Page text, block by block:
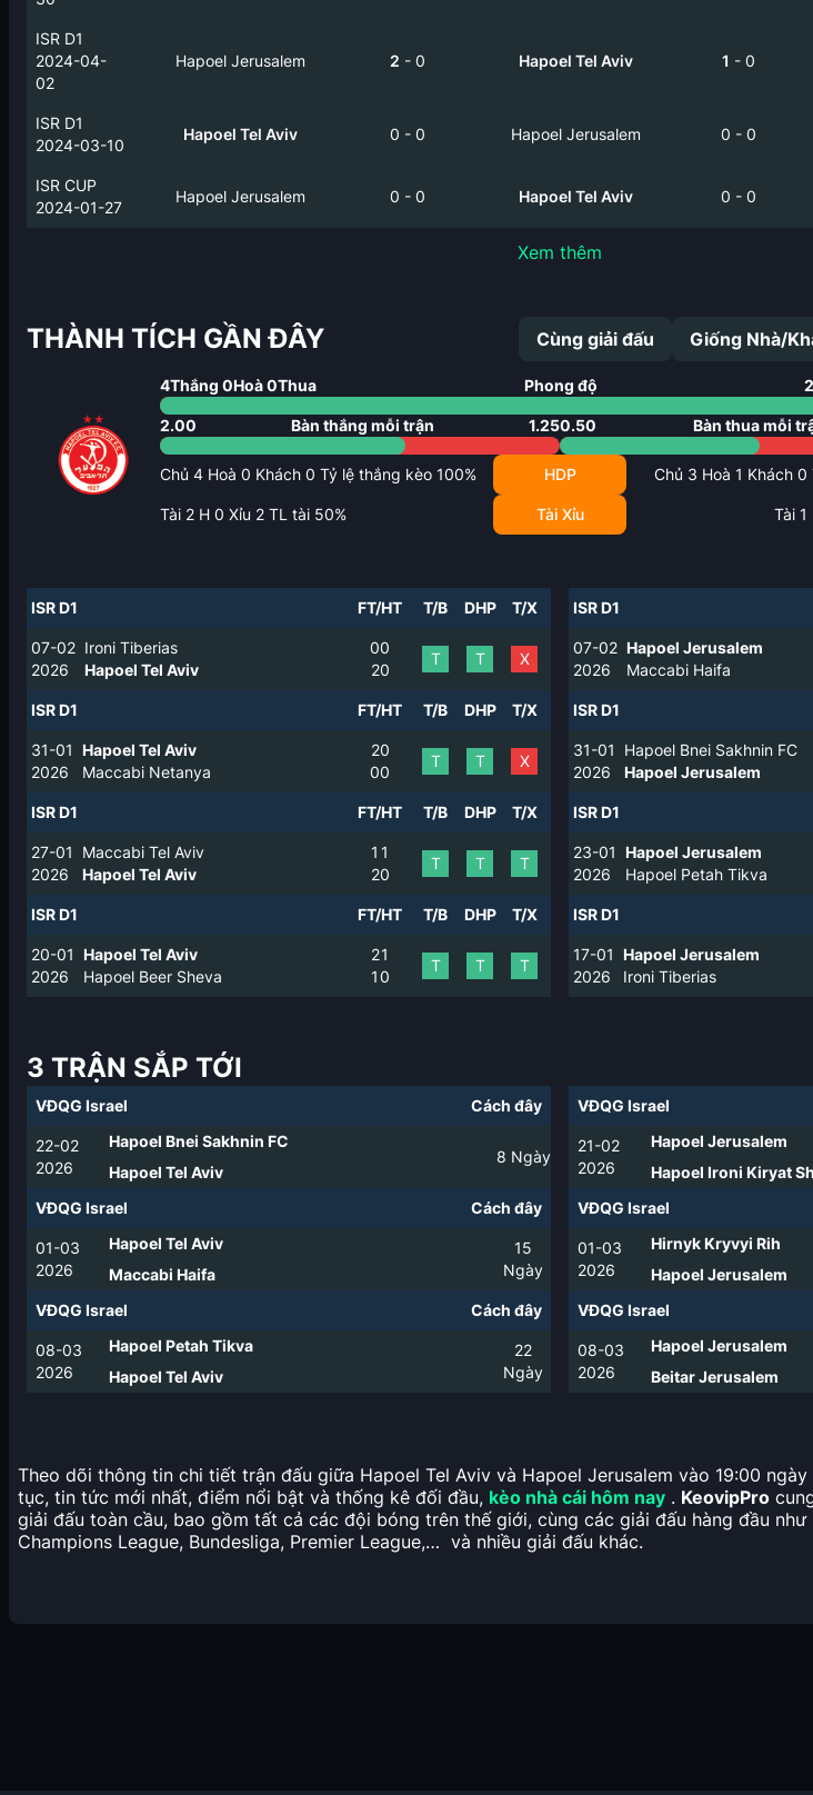
ISR D1
2024-04-
02
Hapoel Jerusalem 2 - 0 Hapoel Tel Aviv 1 - 0
ISR D1
2024-03-10
Hapoel Tel Aviv 0 - 0 Hapoel Jerusalem 0 - 0
ISR CUP
2024-01-27
Hapoel Jerusalem 0 - 0 Hapoel Tel Aviv 0 - 0
Xem thêm
THÀNH TÍCH GẦN ĐÂY Cùng giải đấu Giống Nhà/
4Thắng 0Hoà0Thua Phong độ 2
2.00 Bàn thắng mỗi trận 1.250.50 Bàn thua mỗi
Chủ 4 Hoà 0 Khách 0 Tỷ lệ thắng kèo 100% HDP Chủ 3 Hoà 1 Khách 0
Tài 2 H 0 Xỉu 2 TL tài 50% Tài Xỉu Tài 1
ISR D1 FT/HT T/B DHP T/X
07-02
2026
Ironi Tiberias
Hapoel Tel Aviv
0
2
0
0
T T X
ISR D1 FT/HT T/B DHP T/X
31-01
2026
Hapoel Tel Aviv
Maccabi Netanya
2
0
0
0
T T X
ISR D1 FT/HT T/B DHP T/X
27-01
2026
Maccabi Tel Aviv
Hapoel Tel Aviv
1
2
1
0
T T T
ISR D1 FT/HT T/B DHP T/X
20-01
2026
Hapoel Tel Aviv
Hapoel Beer Sheva
2
1
1
0
T T T
ISR D1
07-02
2026
Hapoel Jerusalem
Maccabi Haifa
ISR D1
31-01
2026
Hapoel Bnei Sakhnin FC
Hapoel Jerusalem
ISR D1
23-01
2026
Hapoel Jerusalem
Hapoel Petah Tikva
ISR D1
17-01
2026
Hapoel Jerusalem
Ironi Tiberias
3 TRẬN SẮP TỚI
VĐQG Israel Cách đây
22-02
2026
Hapoel Bnei Sakhnin FC
Hapoel Tel Aviv
8 Ngày
VĐQG Israel Cách đây
01-03
2026
Hapoel Tel Aviv
Maccabi Haifa
15
Ngày
VĐQG Israel Cách đây
08-03
2026
Hapoel Petah Tikva
Hapoel Tel Aviv
22
Ngày
VĐQG Israel
21-02
2026
Hapoel Jerusalem
Hapoel Ironi Kiryat
VĐQG Israel
01-03
2026
Hirnyk Kryvyi Rih
Hapoel Jerusalem
VĐQG Israel
08-03
2026
Hapoel Jerusalem
Beitar Jerusalem
Theo dõi thông tin chi tiết trận đấu giữa Hapoel Tel Aviv và Hapoel Jerusalem vào 19:00
tục, tin tức mới nhất, điểm nổi bật và thống kê đối đầu, kèo nhà cái hôm nay . KeovipPro
giải đấu toàn cầu, bao gồm tất cả các đội bóng trên thế giới, cùng các giải đấu hàng đầu như
Champions League, Bundesliga, Premier League,… và nhiều giải đấu khác.